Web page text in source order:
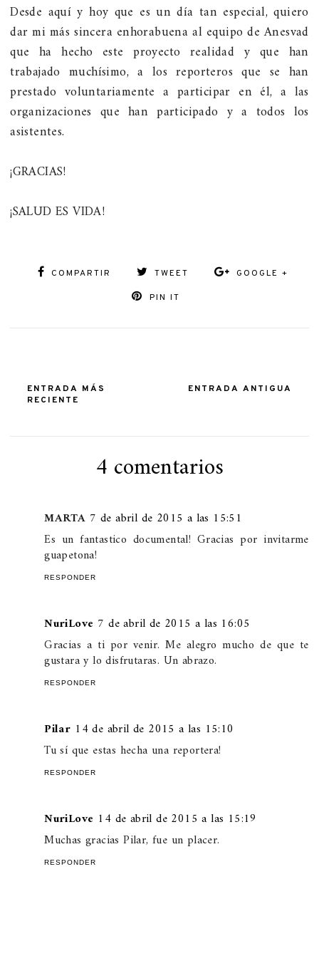
Desde aquí y hoy que es un día tan especial, quiero
dar mi más sincera enhorabuena al equipo de Anesvad
que ha hecho este proyecto realidad y que han
trabajado muchísimo, a los reporteros que se han
prestado voluntariamente a participar en él, a las
organizaciones que han participado y a todos los
asistentes.
¡GRACIAS!
¡SALUD ES VIDA!
COMPARTIR TWEET GOOGLE +
PIN IT
ENTRADA MÁS
RECIENTE
ENTRADA ANTIGUA
4 comentarios
MARTA 7 de abril de 2015 a las 15:51
Es un fantastico documental! Gracias por invitarme
guapetona!
RESPONDER
NuriLove 7 de abril de 2015 a las 16:05
Gracias a ti por venir. Me alegro mucho de que te
gustara y lo disfrutaras. Un abrazo.
RESPONDER
Pilar 14 de abril de 2015 a las 15:10
Tu sí que estas hecha una reportera!
RESPONDER
NuriLove 14 de abril de 2015 a las 15:19
Muchas gracias Pilar, fue un placer.
RESPONDER